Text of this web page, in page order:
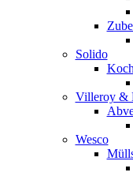
Solido
Villeroy &
Wesco